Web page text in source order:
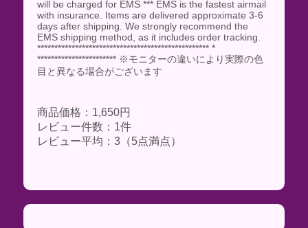
will be charged for EMS *** EMS is the fastest airmail
with insurance. Items are delivered approximate 3-6
days after shipping. We strongly recommend the
EMS shipping method, as it includes order tracking.
************************************************** *
*********************** ※モニターの違いにより実際の色
目と異なる場合がございます
商品価格：1,650円
レビュー件数：1件
レビュー平均：3（5点満点）